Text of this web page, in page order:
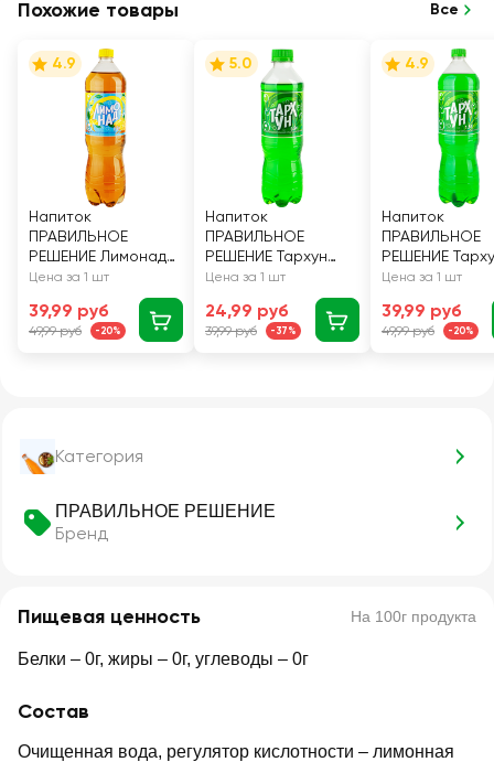
Категория
ПРАВИЛЬНОЕ РЕШЕНИЕ
Бренд
Пищевая ценность На 100г продукта
Белки – 0г, жиры – 0г, углеводы – 0г
Состав
Очищенная вода, регулятор кислотности – лимонная
Похожие товары Все
4.9
Напиток
ПРАВИЛЬНОЕ
РЕШЕНИЕ Лимонад
газированный, 1.5л
Цена за 1 шт
39,99 руб
49,99 руб -20%
5.0
Напиток
ПРАВИЛЬНОЕ
РЕШЕНИЕ Тархун
газированный, 0.5л
Цена за 1 шт
24,99 руб
39,99 руб -37%
4.9
Напиток
ПРАВИЛЬНОЕ
РЕШЕНИЕ
газированный,
Цена за 1 шт
39,99 руб
49,99 руб -20%